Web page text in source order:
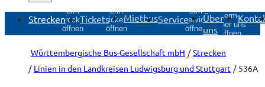
Strecken
Untermenü
Strecken
öffnen
Tickets
Untermenü
Tickets
öffnen
MietbusService
Untermenü
Service
öffnen
Über
uns
Untermenü
Über uns
öffnen
Württembergische Bus-Gesellschaft mbH
Strecken
Linien in den Landkreisen Ludwigsburg und Stuttgart
536A